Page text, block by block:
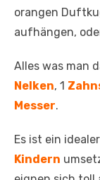
orangen
aufhängen,
Alles was man
Nelken, 1
Messer.
Es ist ein
Kindern